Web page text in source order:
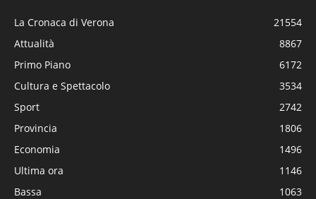
La Cronaca di Verona
21554
Attualità
8867
Primo Piano
6172
Cultura e Spettacolo
3534
Sport
2742
Provincia
1806
Economia
1496
Ultima ora
1146
Bassa
1063